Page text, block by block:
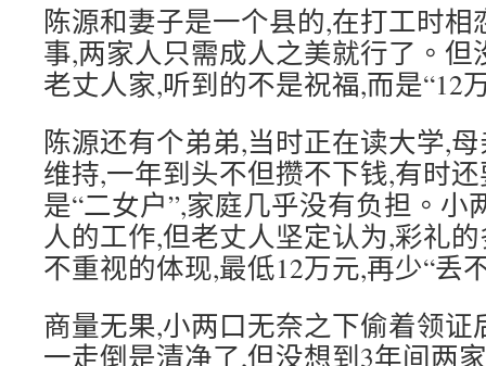
陈源和妻子是一个县的,在打工时
事,两家人只需成人之美就行了。
老丈人家,听到的不是祝福,而是“12
陈源还有个弟弟,当时正在读大学,
维持,一年到头不但攒不下钱,有时
是“二女户”,家庭几乎没有负担。小
人的工作,但老丈人坚定认为,彩礼
不重视的体现,最低12万元,再少“丢
商量无果,小两口无奈之下偷着领
一走倒是清净了,但没想到3年间两